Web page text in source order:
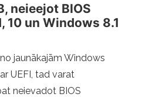
neieejot BIOS
10 un Windows 8.1
jaunākajām Windows
UEFI, tad varat
neievadot BIOS